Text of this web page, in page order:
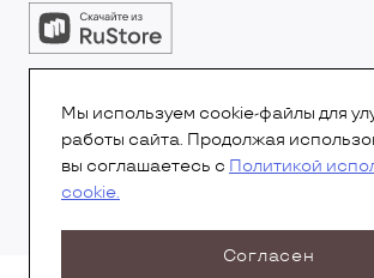
© Все права защищены.Copyright
Мы используем cookie-файлы для
работы сайта. Продолжая
вы соглашаетесь с Политикой
cookie.
Согласен